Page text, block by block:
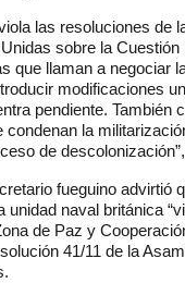
las resoluciones de
sobre la Cuestión
que llaman a negociar
modificaciones
pendiente. También
condenan la
de
fueguino advirtió
unidad naval británica
de Paz y
41/11 de la